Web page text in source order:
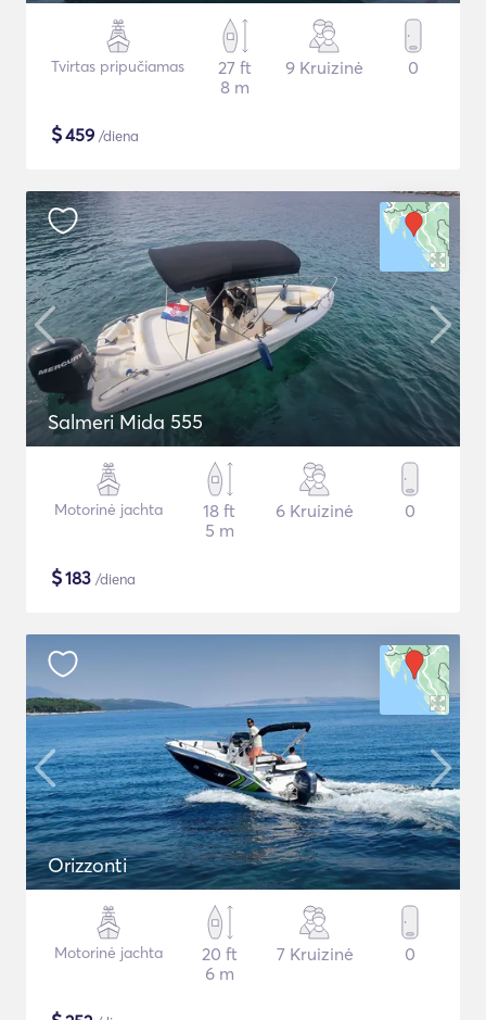
Tvirtas pripučiamas
27 ft
8 m
9 Kruizinė 0
$459 /diena
Salmeri Mida 555
Motorinė jachta
18 ft
5 m
6 Kruizinė 0
$183 /diena
Orizzonti
Motorinė jachta
20 ft
6 m
7 Kruizinė 0